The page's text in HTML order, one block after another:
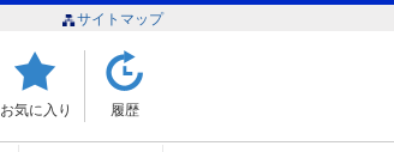
サイトマップ
お気に入り 履歴